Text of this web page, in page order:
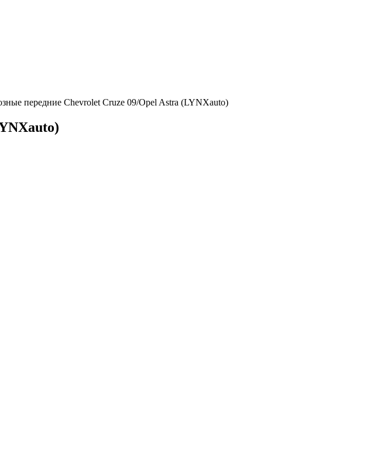
передние Chevrolet Cruze 09/Opel Astra (LYNXauto)